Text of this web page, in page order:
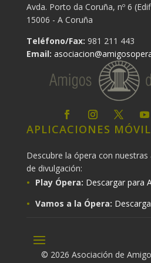
Avda. Porto da Coruña, nº 6
15006 - A Coruña
Teléfono/Fax: 981 211 443
Email:
APLICACIONES
Descubre la ópera con
de divulgación:
Play Ópera: Descargar para
Vamos a la Ópera:
© 2026 Asociación de